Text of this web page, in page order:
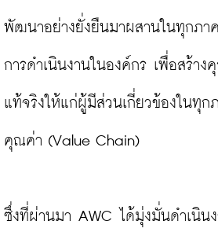
พัฒนาอย่างยั่งยืนมาผสานในทุกภา
การดำเนินงานในองค์กร เพื่อสร้าง
แท้จริงให้แก่ผู้มีส่วนเกี่ยวข้องในทุก
คุณค่า (Value Chain)
ซึ่งที่ผ่านมา AWC ได้มุ่งมั่นดำเนิน